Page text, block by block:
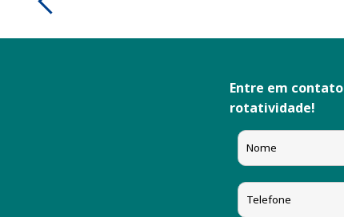
NORGREN
Entre em
rotatividade!